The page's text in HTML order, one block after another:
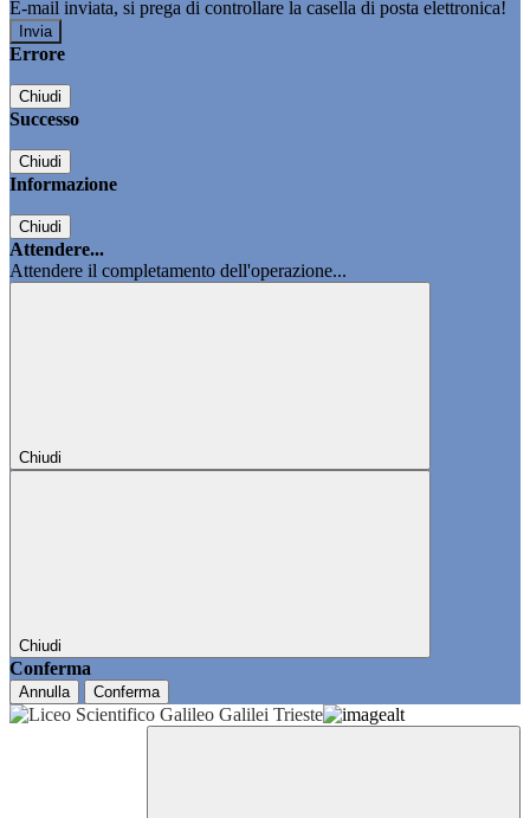
E-mail inviata, si prega di controllare la casella di posta elettronica!
Errore
Chiudi
Successo
Chiudi
Informazione
Chiudi
Attendere...
Attendere il completamento dell'operazione...
Chiudi
Chiudi
Conferma
Annulla Conferma